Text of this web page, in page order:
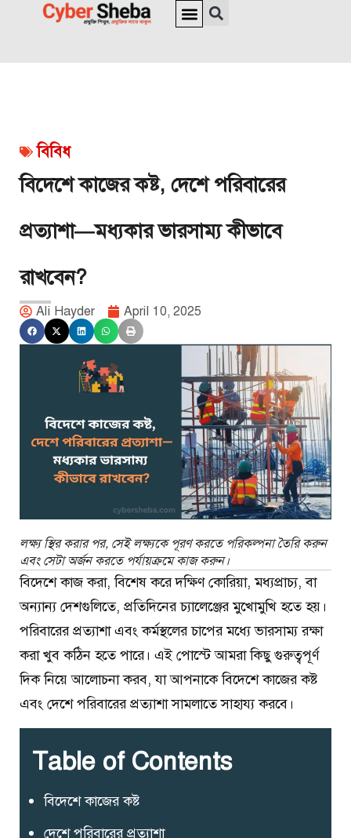
বিবিধ
বিদেশে কাজের কষ্ট, দেশে পরিবারের
প্রত্যাশা—মধ্যকার ভারসাম্য কীভাবে
রাখবেন?
Ali Hayder April 10, 2025
লক্ষ্য স্থির করার পর, সেই লক্ষ্যকে পূরণ করতে পরিকল্পনা তৈরি করুন
এবং সেটা অর্জন করতে পর্যায়ক্রমে কাজ করুন।
বিদেশে কাজ করা, বিশেষ করে দক্ষিণ কোরিয়া, মধ্যপ্রাচ্য, বা
অন্যান্য দেশগুলিতে, প্রতিদিনের চ্যালেঞ্জের মুখোমুখি হতে হয়।
পরিবারের প্রত্যাশা এবং কর্মস্থলের চাপের মধ্যে ভারসাম্য রক্ষা
করা খুব কঠিন হতে পারে। এই পোস্টে আমরা কিছু গুরুত্বপূর্ণ
দিক নিয়ে আলোচনা করব, যা আপনাকে বিদেশে কাজের কষ্ট
এবং দেশে পরিবারের প্রত্যাশা সামলাতে সাহায্য করবে।
Table of Contents
বিদেশে কাজের কষ্ট
দেশে পরিবারের প্রত্যাশা